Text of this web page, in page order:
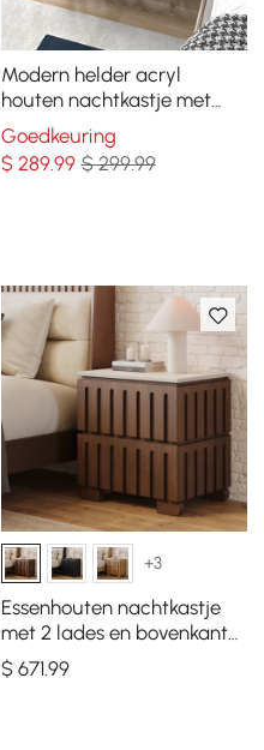
Modern helder acryl
houten nachtkastje met
opslag en plank voor
slaapkamer
Goedkeuring
$ 289.99 $ 299.99
+3
Essenhouten nachtkastje
met 2 lades en bovenkant
van imitatietravertijn, set
van 2
$ 671.99